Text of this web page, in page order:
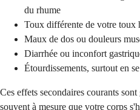
du rhume
Toux différente de votre toux
Maux de dos ou douleurs
Diarrhée ou inconfort
Étourdissements, surtout en
Ces effets secondaires courants
souvent à mesure que votre corps